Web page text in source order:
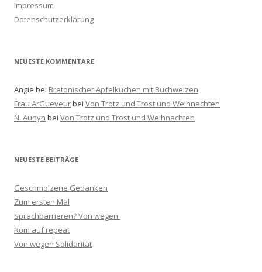
a
:
Impressum
Datenschutzerklärung
NEUESTE KOMMENTARE
Angie bei Bretonischer Apfelkuchen mit Buchweizen
Frau ArGueveurbei Von Trotz und Trost und Weihnachten
N. Aunyn bei Von Trotz und Trost und Weihnachten
NEUESTE BEITRÄGE
Geschmolzene Gedanken
Zum ersten Mal
Sprachbarrieren? Von wegen.
Rom auf repeat
Von wegen Solidarität